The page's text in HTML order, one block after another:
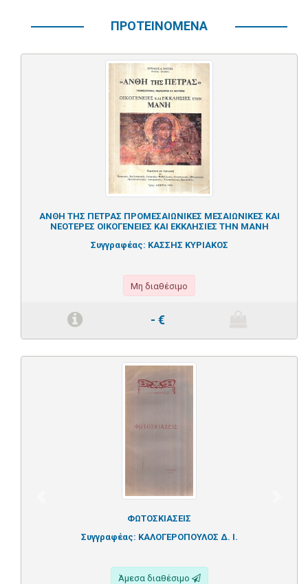
ΠΡΟΤΕΙΝΟΜΕΝΑ
ΑΝΘΗ ΤΗΣ ΠΕΤΡΑΣ ΠΡΟΜΕΣΑΙΩΝΙΚΕΣ ΜΕΣΑΙΩΝΙΚΕΣ ΚΑΙ
ΝΕΟΤΕΡΕΣ ΟΙΚΟΓΕΝΕΙΕΣ ΚΑΙ ΕΚΚΛΗΣΙΕΣ ΤΗΝ ΜΑΝΗ
Συγγραφέας: ΚΑΣΣΗΣ ΚΥΡΙΑΚΟΣ
Μη διαθέσιμο
- €
ΦΩΤΟΣΚΙΑΣΕΙΣ
Συγγραφέας: ΚΑΛΟΓΕΡΟΠΟΥΛΟΣ Δ. Ι.
Άμεσα διαθέσιμο